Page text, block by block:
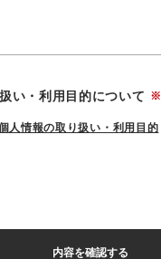
い・利用目的について ※
人情報の取り扱い・利用目的